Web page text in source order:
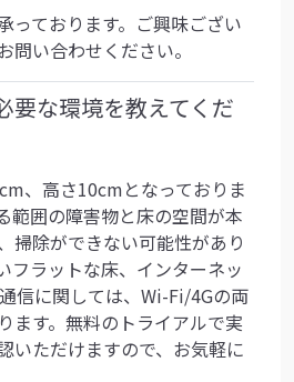
っております。ご興味ござい
問い合わせください。
要な環境を教えてくだ
、高さ10cmとなっておりま
範囲の障害物と床の空間が本
掃除ができない可能性があり
フラットな床、インターネッ
信に関しては、Wi-Fi/4Gの両
ます。無料のトライアルで実
いただけますので、お気軽に